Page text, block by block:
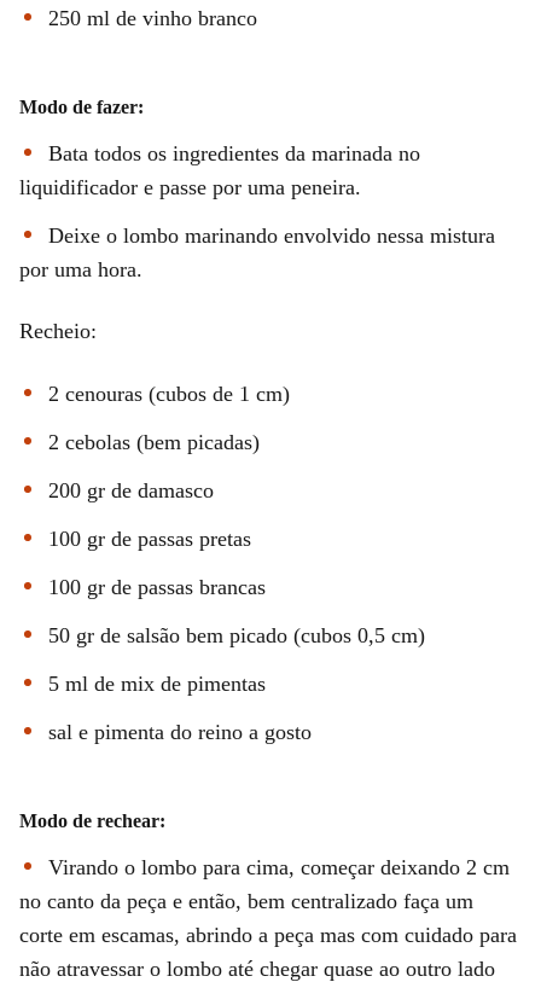
250 ml de vinho branco
Modo de fazer:
Bata todos os ingredientes da marinada no
liquidificador e passe por uma peneira.
Deixe o lombo marinando envolvido nessa mistura
por uma hora.
Recheio:
2 cenouras (cubos de 1 cm)
2 cebolas (bem picadas)
200 gr de damasco
100 gr de passas pretas
100 gr de passas brancas
50 gr de salsão bem picado (cubos 0,5 cm)
5 ml de mix de pimentas
sal e pimenta do reino a gosto
Modo de rechear:
Virando o lombo para cima, começar deixando 2 cm
no canto da peça e então, bem centralizado faça um
corte em escamas, abrindo a peça mas com cuidado para
não atravessar o lombo até chegar quase ao outro lado